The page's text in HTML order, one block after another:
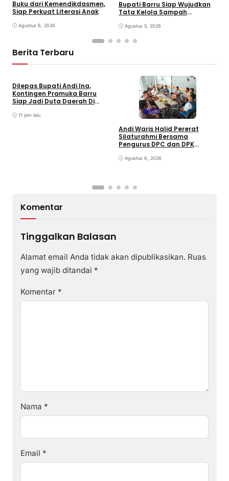
Buku dari Kemendikdasmen,
Siap Perkuat Literasi Anak
Agustus 6, 2026
Bupati Barru Siap Wujudkan
Tata Kelola Sampah
Agustus 5, 2026
Berita Terbaru
Dilepas Bupati Andi Ina,
Kontingen Pramuka Barru
Siap Jadi Duta Daerah Di
11 jam lalu
NEWS
Andi Waris Halid Pererat
Silaturahmi Bersama
Pengurus DPC dan DPK
Agustus 6, 2026
Komentar
Tinggalkan Balasan
Alamat email Anda tidak akan dipublikasikan. Ruas
yang wajib ditandai *
Komentar *
Nama *
Email *